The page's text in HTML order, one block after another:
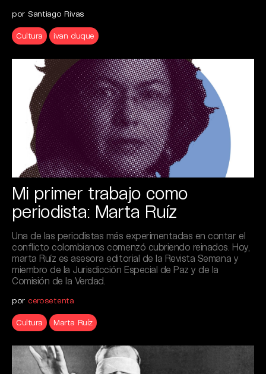
por Santiago Rivas
Cultura ivan duque
Mi primer trabajo como
periodista: Marta Ruíz
Una de las periodistas más experimentadas en contar el
conflicto colombianos comenzó cubriendo reinados. Hoy,
marta Ruíz es asesora editorial de la Revista Semana y
miembro de la Jurisdicción Especial de Paz y de la
Comisión de la Verdad.
por cerosetenta
Cultura Marta Ruíz